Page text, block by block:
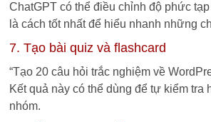
ChatGPT có thể điều chỉnh độ phức
là cách tốt nhất để hiểu nhanh những
7. Tạo bài quiz và flashcard
“Tạo 20 câu hỏi trắc nghiệm về
Kết quả này có thể dùng để tự kiểm tra
nhóm.